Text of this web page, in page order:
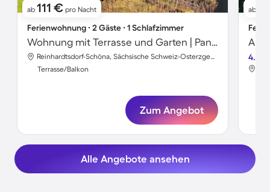
ab 111 € pro Nacht
Ferienwohnung ∙ 2 Gäste ∙ 1 Schlafzimmer
Wohnung mit Terrasse und Garten | Panoramablick
Reinhardtsdorf-Schöna, Sächsische Schweiz-Osterzgebirge, Deutschland
Terrasse/Balkon
Zum Angebot
ab
4.7
Alle Angebote ansehen